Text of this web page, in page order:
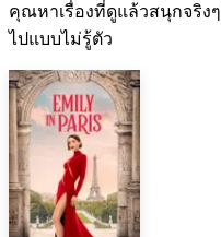
คุณหาเรื่องที่ดูแล้วสนุกจริ
ไปแบบไม่รู้ตัว